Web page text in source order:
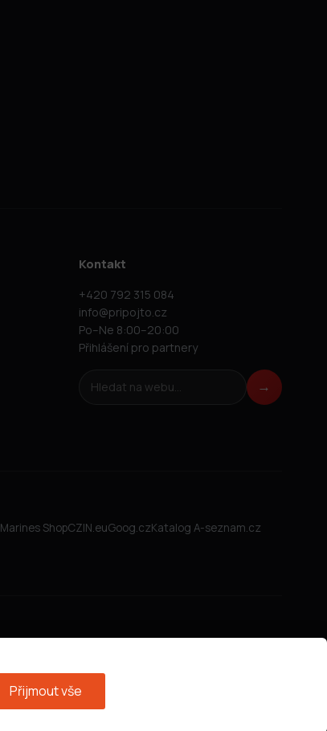
Kontakt
+420 792 315 084
info@pripojto.cz
Po–Ne 8:00–20:00
Přihlášení pro partnery
Hledat na webu →
Marines ShopCZIN.euGoog.czKatalog A-seznam.cz
Všeobecné obchodní podmínky
Přijmout vše